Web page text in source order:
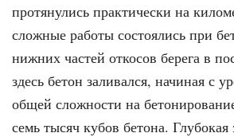
протянулись практически на
сложные работы состоялись при
нижних частей откосов берега в
здесь бетон заливался, начиная с
общей сложности на
семь тысяч кубов бетона.